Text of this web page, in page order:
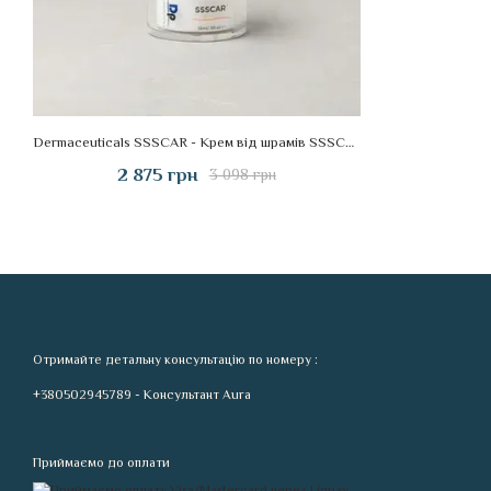
Dermaceuticals SSSCAR - Крем від шрамів SSSCAR, 15 мл
3 098 грн
2 875 грн
Отримайте детальну консультацію по номеру :
+380502945789 - Консультант Aura
Приймаємо до оплати